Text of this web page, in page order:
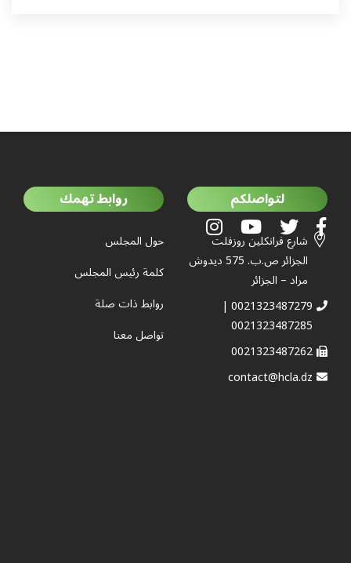
لتواصلكم
شارع فرانكلين روزفلت
الجزائر ص.ب. 575 ديدوش
مراد – الجزائر
0021323487279 |
0021323487285
0021323487262
contact@hcla.dz
روابط تهمك
حول المجلس
كلمة رئيس المجلس
روابط ذات صلة
تواصل معنا